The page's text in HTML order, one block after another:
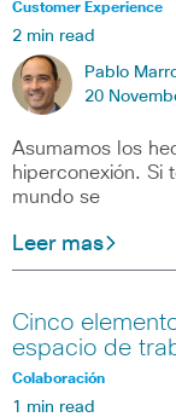
Customer Experience
2 min read
Pablo
20
Asumamos los
hiperconexión. Si
mundo se
Leer mas
Cinco
espacio de
Colaboración
1 min read